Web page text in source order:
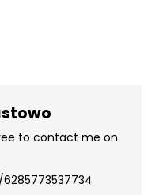
to contact me on